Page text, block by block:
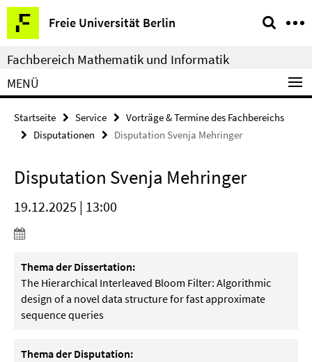
Springe
direkt
zu
Inhalt
Freie Universität Berlin
Service-
Navigation
Fachbereich Mathematik und Informatik
MENÜ
Startseite Service
Vorträge & Termine des Fachbereichs
Disputationen
Disputation Svenja Mehringer
Disputation Svenja Mehringer
19.12.2025 | 13:00
Thema der Dissertation:
The Hierarchical Interleaved Bloom Filter: Algorithmic
design of a novel data structure for fast approximate
sequence queries
Thema der Disputation: